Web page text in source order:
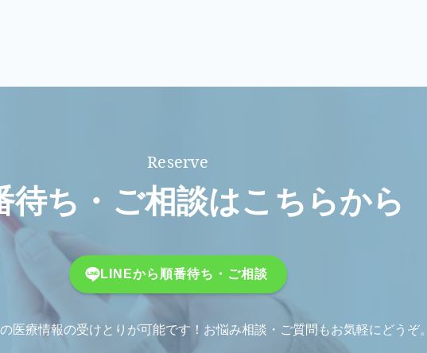
待ち・ご相談はこちらから
LINEから順番待ち・ご相談
医療情報の受けとりが可能です！お悩み相談・ご質問もお気軽にどうぞ。